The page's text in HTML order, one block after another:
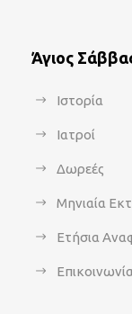
Άγιος
Ιστορία
Ιατροί
Δωρεές
Μηνιαία
Ετήσια